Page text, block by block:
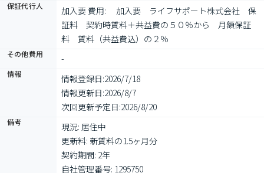
保証代行人
加入要 費用: 　加入要　ライフサポート株式会社　保
証料　契約時賃料＋共益費の５０％から　月額保証
料　賃料（共益費込）の２％
その他費用 -
情報 情報登録日:2026/7/18
情報更新日:2026/8/7
次回更新予定日:2026/8/20
備考
現況: 居住中
更新料: 新賃料の1.5ヶ月分
契約期間: 2年
自社管理番号: 1295750